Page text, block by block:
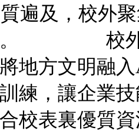
遍及，校外
。 校外機
地方文明融
練，讓企業
合校表裏優